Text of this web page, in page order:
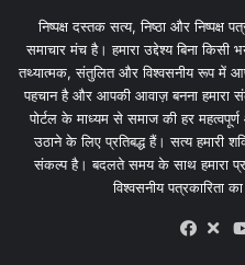
निष्पक्ष दस्तक सत्य, निष्ठा और निष्पक्ष
समाचार मंच है। हमारा उद्देश्य बिना
तथ्यात्मक, संतुलित और विश्वसनीय रूप में
पहचान है और आपकी आवाज़ बनना हमारा
पोर्टल के माध्यम से समाज की हर
उठाने के लिए प्रतिबद्ध हैं। सत्य हमारी
संकल्प है। बदलते समय के साथ हमारा
विश्वसनीय पत्रकारिता
X